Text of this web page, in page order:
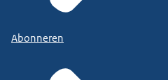
Abonneren